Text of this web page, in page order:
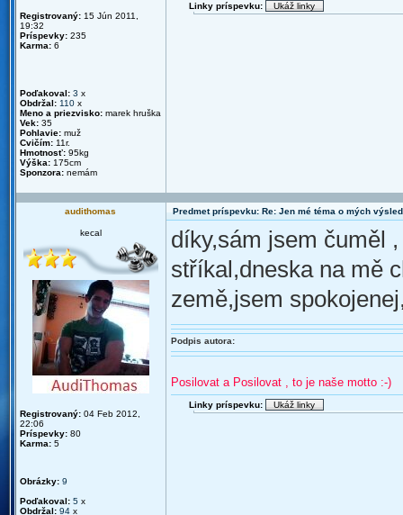
Registrovaný: 15 Jún 2011,
19:32
Príspevky: 235
Karma: 6
Poďakoval: 3 x
Obdržal: 110 x
Meno a priezvisko: marek hruška
Vek: 35
Pohlavie: muž
Cvičím: 11r.
Hmotnosť: 95kg
Výška: 175cm
Sponzora: nemám
Linky príspevku:
audithomas Predmet príspevku: Re: Jen mé téma o mých
kecal
Registrovaný: 04 Feb 2012,
22:06
Príspevky: 80
Karma: 5
Obrázky: 9
Poďakoval: 5 x
Obdržal: 94 x
díky,sám jsem čuměl
stříkal,dneska na mě
země,jsem
Podpis autora:
Posilovat a Posilovat , to je naše motto :-)
Linky príspevku: